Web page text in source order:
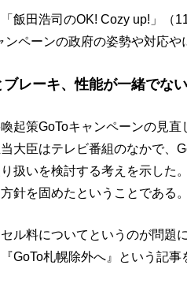
飯田浩司のOK! Cozy up!」（
ンペーンの政府の姿勢や対応や
ブレーキ、性能が一緒でな
起策GoToキャンペーンの見
大臣はテレビ番組のなかで、
扱いを検討する考えを示した
針を固めたということである。
ル料についてというのが問題
GoTo札幌除外へ』という記